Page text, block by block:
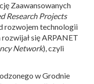
Zaawansowanych
Research Projects
rozwojem technologii
się ARPANET
Network), czyli
w Grodnie